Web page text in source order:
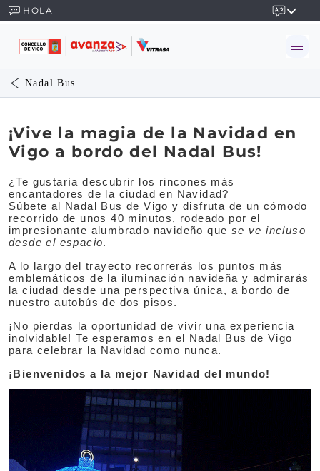
HOLA
Nadal Bus
¡Vive la magia de la Navidad en
Vigo a bordo del Nadal Bus!
¿Te gustaría descubrir los rincones más
encantadores de la ciudad en Navidad?
Súbete al Nadal Bus de Vigo y disfruta de un cómodo
recorrido de unos 40 minutos, rodeado por el
impresionante alumbrado navideño que se ve incluso
desde el espacio.
A lo largo del trayecto recorrerás los puntos más
emblemáticos de la iluminación navideña y admirarás
la ciudad desde una perspectiva única, a bordo de
nuestro autobús de dos pisos.
¡No pierdas la oportunidad de vivir una experiencia
inolvidable! Te esperamos en el Nadal Bus de Vigo
para celebrar la Navidad como nunca.
¡Bienvenidos a la mejor Navidad del mundo!